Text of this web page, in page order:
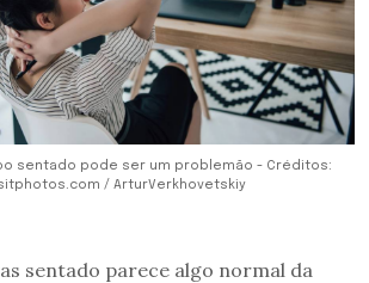
sentado pode ser um problemão - Créditos:
/ ArturVerkhovetskiy
sentado parece algo normal da